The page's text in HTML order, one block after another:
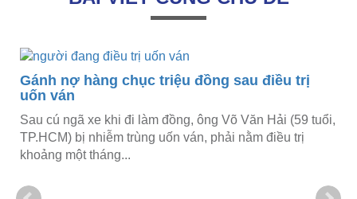
Gánh nợ hàng chục triệu đồng sau điều trị
uốn ván
Sau cú ngã xe khi đi làm đồng, ông Võ Văn Hải (59 tuổi,
TP.HCM) bị nhiễm trùng uốn ván, phải nằm điều trị
khoảng một tháng...